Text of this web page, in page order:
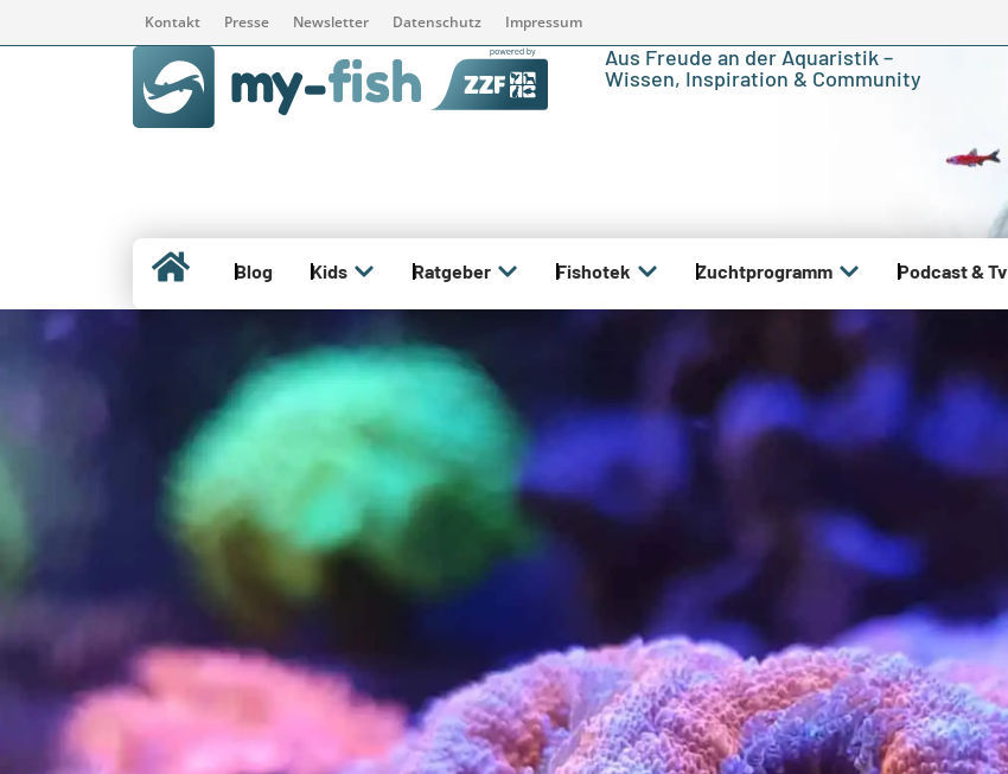
Kontakt Presse Newsletter Datenschutz Impressum
Aus Freude an der Aquaristik –
Wissen, Inspiration & Community
Blog Kids Ratgeber Fishotek Zuchtprogramm Podcast & Tv